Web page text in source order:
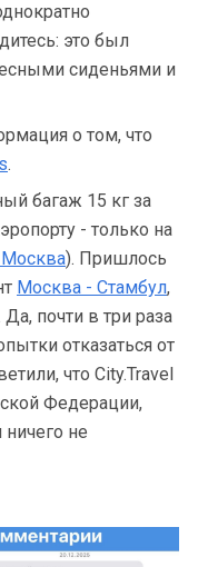
это был
сиденьями и
о том, что
.
багаж 15 кг за
- только на
). Пришлось
Москва - Стамбул,
почти в три раза
отказаться от
что City.Travel
Федерации,
ничего не